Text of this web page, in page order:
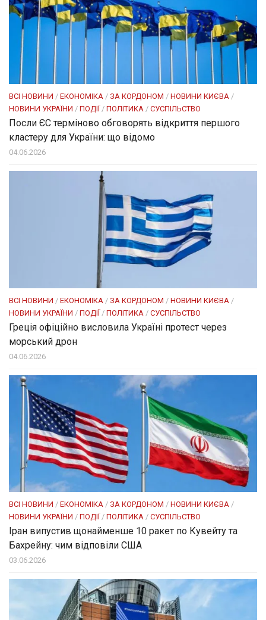
ВСІ НОВИНИ / ЕКОНОМІКА / ЗА КОРДОНОМ / НОВИНИ КИЄВА /
НОВИНИ УКРАЇНИ / ПОДІЇ/ ПОЛІТИКА / СУСПІЛЬСТВО
Посли ЄC терміново обговорять відкриття першого
кластеру для України: що відомо
04.06.2026
ВСІ НОВИНИ / ЕКОНОМІКА / ЗА КОРДОНОМ / НОВИНИ КИЄВА /
НОВИНИ УКРАЇНИ / ПОДІЇ/ ПОЛІТИКА / СУСПІЛЬСТВО
Греція офіційно висловила Україні протест через
морський дрон
04.06.2026
ВСІ НОВИНИ / ЕКОНОМІКА / ЗА КОРДОНОМ / НОВИНИ КИЄВА /
НОВИНИ УКРАЇНИ / ПОДІЇ / ПОЛІТИКА / СУСПІЛЬСТВО
Іран випустив щонайменше 10 ракет по Кувейту та
Бахрейну: чим відповіли США
03.06.2026